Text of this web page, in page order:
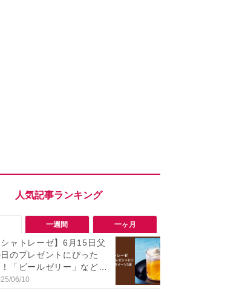
一週間 一ヶ月
シャトレーゼ】6月15日父
のプレゼントにぴった
！「ビールゼリー」など期
定スイーツ3選
06/10